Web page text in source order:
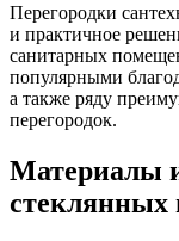
Перегородки
и практичное
санитарных
популярными
а также ряду
перегородок.
Материалы
стеклянных